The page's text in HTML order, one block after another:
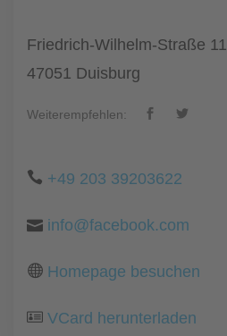
Friedrich-Wilhelm-Straße 11
47051 Duisburg
Weiterempfehlen:
+49 203 39203622
info@facebook.com
Homepage besuchen
VCard herunterladen